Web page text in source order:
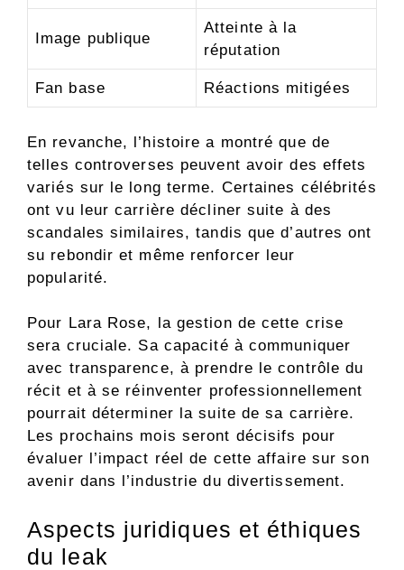
Image publique
Atteinte à la
réputation
Fan base Réactions mitigées
En revanche, l’histoire a montré que de
telles controverses peuvent avoir des effets
variés sur le long terme. Certaines célébrités
ont vu leur carrière décliner suite à des
scandales similaires, tandis que d’autres ont
su rebondir et même renforcer leur
popularité.
Pour Lara Rose, la gestion de cette crise
sera cruciale. Sa capacité à communiquer
avec transparence, à prendre le contrôle du
récit et à se réinventer professionnellement
pourrait déterminer la suite de sa carrière.
Les prochains mois seront décisifs pour
évaluer l’impact réel de cette affaire sur son
avenir dans l’industrie du divertissement.
Aspects juridiques et éthiques
du leak